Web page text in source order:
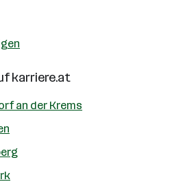
karriere.at
an der Krems